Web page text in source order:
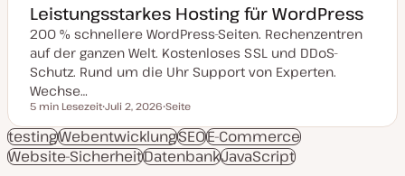
Leistungsstarkes Hosting für WordPress
200 % schnellere WordPress-Seiten. Rechenzentren
auf der ganzen Welt. Kostenloses SSL und DDoS-
Schutz. Rund um die Uhr Support von Experten.
Wechse…
Lesezeit
5 min Lesezeit
a
t
u
m
Juli 2, 2026
o
s
t
T
Seite
testingWebentwicklungSEOE-Commerce
Website-SicherheitDatenbankJavaScript